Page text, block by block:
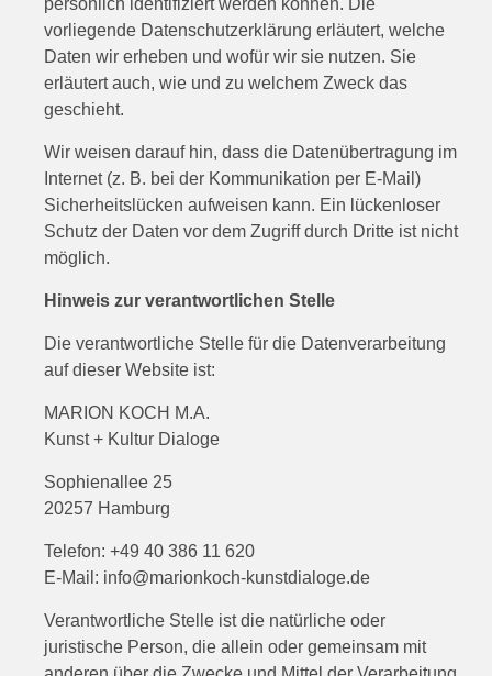
persönlich identifiziert werden können. Die
vorliegende Datenschutzerklärung erläutert, welche
Daten wir erheben und wofür wir sie nutzen. Sie
erläutert auch, wie und zu welchem Zweck das
geschieht.
Wir weisen darauf hin, dass die Datenübertragung im
Internet (z. B. bei der Kommunikation per E-Mail)
Sicherheitslücken aufweisen kann. Ein lückenloser
Schutz der Daten vor dem Zugriff durch Dritte ist nicht
möglich.
Hinweis zur verantwortlichen Stelle
Die verantwortliche Stelle für die Datenverarbeitung
auf dieser Website ist:
MARION KOCH M.A.
Kunst + Kultur Dialoge
Sophienallee 25
20257 Hamburg
Telefon: +49 40 386 11 620
E-Mail: info@marionkoch-kunstdialoge.de
Verantwortliche Stelle ist die natürliche oder
juristische Person, die allein oder gemeinsam mit